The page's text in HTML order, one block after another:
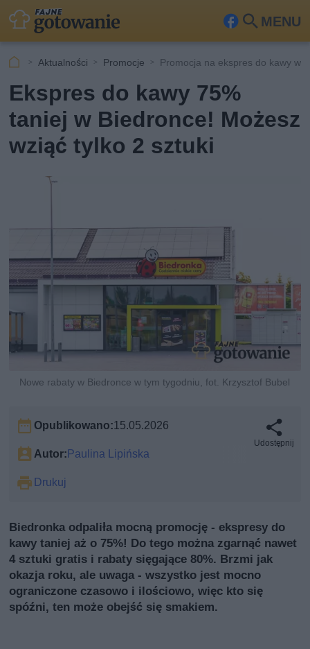
MENU
Fa
ook
Szu
Aktualności Promocje Promocja na ekspres do kawy w
Ekspres do kawy 75%
taniej w Biedronce! Możesz
wziąć tylko 2 sztuki
Nowe rabaty w Biedronce w tym tygodniu, fot. Krzysztof Bubel
Opublikowano:15.05.2026
Autor:Paulina Lipińska
Drukuj
Udostępnij
Biedronka odpaliła mocną promocję - ekspresy do
kawy taniej aż o 75%! Do tego można zgarnąć nawet
4 sztuki gratis i rabaty sięgające 80%. Brzmi jak
okazja roku, ale uwaga - wszystko jest mocno
ograniczone czasowo i ilościowo, więc kto się
spóźni, ten może obejść się smakiem.